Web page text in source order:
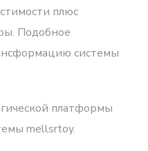
плюс
Подобное
системы
платформы
mellsrtoy.